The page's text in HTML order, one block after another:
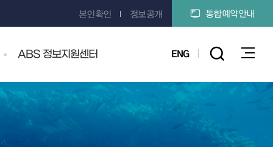
본인확인 정보공개 통합예약안내
ENG
ABS 정보지원센터